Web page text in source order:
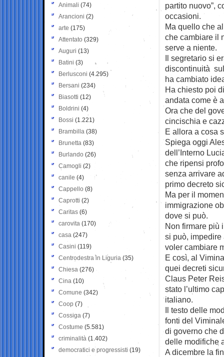
partito nuovo”,
occasioni.
Ma quello che
che cambiare il
serve a niente.
Il segretario si
discontinuità
ha cambiato
Ha chiesto poi
andata come è
Ora che del
cincischia e
E allora a cosa
Spiega oggi
dell’Interno
che ripensi
senza arrivare
primo decreto
Ma per il
immigrazione
dove si può.
Non firmare più
si può,
voler cambiare
E così, al
quei decreti
Claus Peter
stato l’ultimo
italiano.
Il testo delle
fonti del
di governo che
delle modifiche
A dicembre la
Animali (74)
Arancioni (2)
arte (175)
Attentato (329)
Auguri (13)
Batini (3)
Berlusconi (4.295)
Bersani (234)
Biasotti (12)
Boldrini (4)
Bossi (1.221)
Brambilla (38)
Brunetta (83)
Burlando (26)
Camogli (2)
canile (4)
Cappello (8)
Caprotti (2)
Caritas (6)
carovita (170)
casa (247)
Casini (119)
Centrodestra in Liguria (35)
Chiesa (276)
Cina (10)
Comune (342)
Coop (7)
Cossiga (7)
Costume (5.581)
criminalità (1.402)
democratici e progressisti (19)